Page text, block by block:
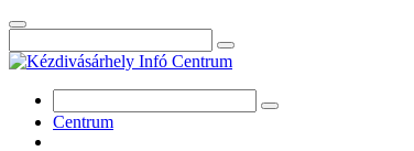
Centrum